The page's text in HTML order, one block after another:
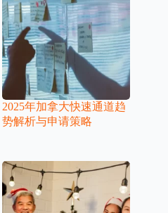
2025年加拿大快速通道趋
势解析与申请策略